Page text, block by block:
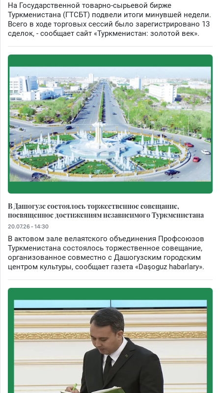
На Государственной товарно-сырьевой бирже
Туркменистана (ГТСБТ) подвели итоги минувшей недели.
Всего в ходе торговых сессий было зарегистрировано 13
сделок, - сообщает сайт «Туркменистан: золотой век».
В Дашогузе состоялось торжественное совещание,
посвященное достижениям независимого Туркменистана
20.07.26 - 14:30
В актовом зале велаятского объединения Профсоюзов
Туркменистана состоялось торжественное совещание,
организованное совместно с Дашогузским городским
центром культуры, сообщает газета «Daşoguz habarlary».